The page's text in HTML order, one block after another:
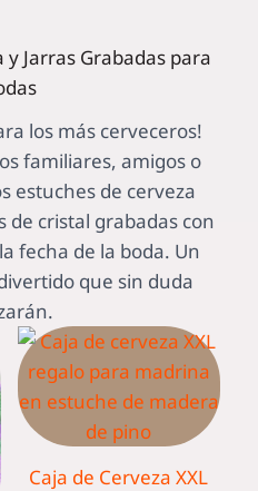
y Jarras Grabadas para
los más cerveceros!
familiares, amigos o
estuches de cerveza
de cristal grabadas con
fecha de la boda. Un
que sin duda
Caja de Cerveza XXL